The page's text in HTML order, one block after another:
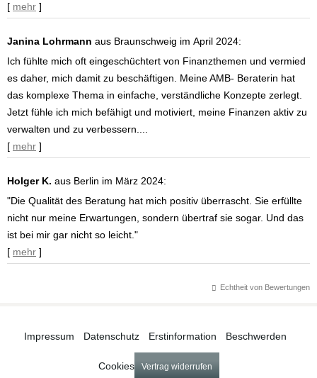
[ mehr ]
Janina Lohrmann aus Braunschweig im April 2024:
Ich fühlte mich oft eingeschüchtert von Finanzthemen und vermied
es daher, mich damit zu beschäftigen. Meine AMB- Beraterin hat
das komplexe Thema in einfache, verständliche Konzepte zerlegt.
Jetzt fühle ich mich befähigt und motiviert, meine Finanzen aktiv zu
verwalten und zu verbessern....
[ mehr ]
Holger K. aus Berlin im März 2024:
"Die Qualität des Beratung hat mich positiv überrascht. Sie erfüllte
nicht nur meine Erwartungen, sondern übertraf sie sogar. Und das
ist bei mir gar nicht so leicht."
[ mehr ]
Echtheit von Bewertungen
Impressum Datenschutz Erstinformation Beschwerden
Cookies Vertrag widerrufen